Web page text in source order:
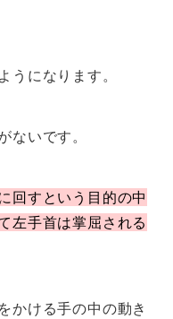
うになります。
ないです。
回すという目的の中
左手首は掌屈される
かける手の中の動き